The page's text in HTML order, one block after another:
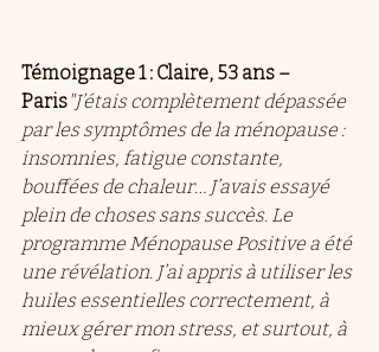
Témoignage 1 : Claire, 53 ans –
Paris"J’étais complètement dépassée
par les symptômes de la ménopause :
insomnies, fatigue constante,
bouffées de chaleur… J’avais essayé
plein de choses sans succès. Le
programme Ménopause Positive a été
une révélation. J’ai appris à utiliser les
huiles essentielles correctement, à
mieux gérer mon stress, et surtout, à